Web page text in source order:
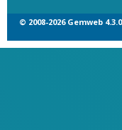
© 2008-2026 Gemweb 4.3.0